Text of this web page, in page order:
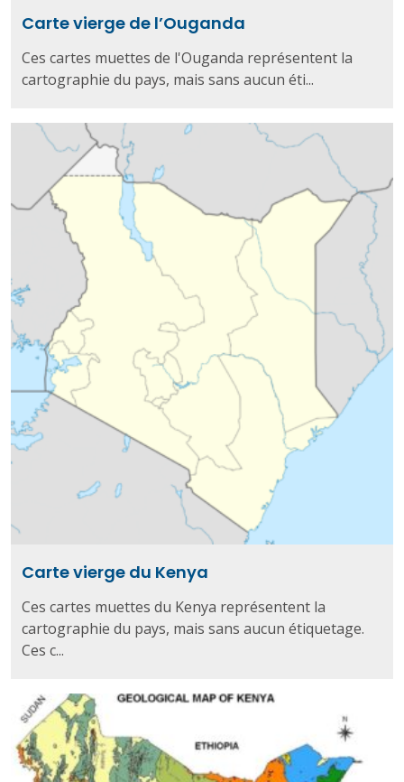
Carte vierge de l’Ouganda
Ces cartes muettes de l'Ouganda représentent la
cartographie du pays, mais sans aucun éti...
Carte vierge du Kenya
Ces cartes muettes du Kenya représentent la
cartographie du pays, mais sans aucun étiquetage.
Ces c...